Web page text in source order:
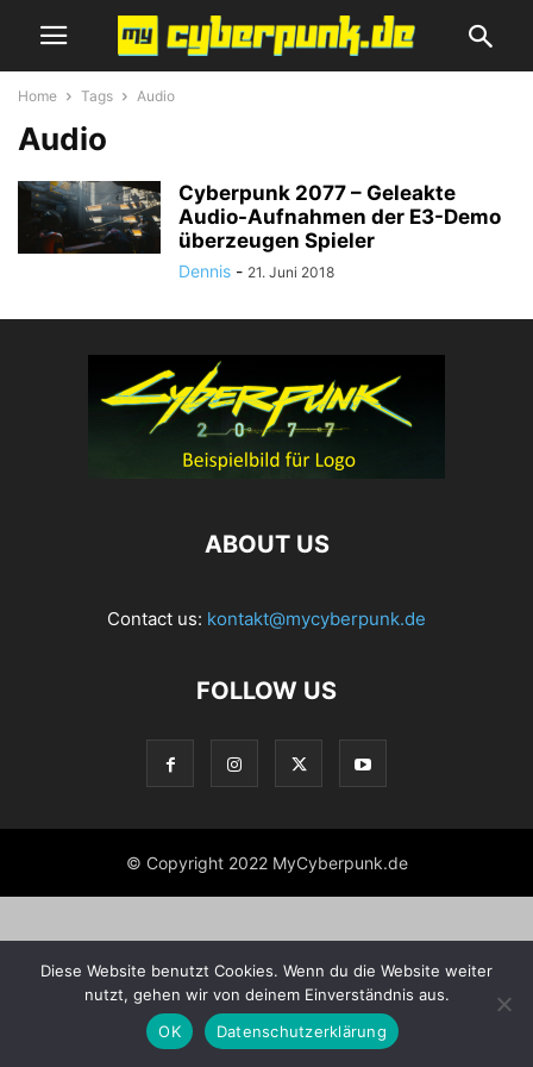
Home Tags Audio
Audio
Cyberpunk 2077 – Geleakte
Audio-Aufnahmen der E3-Demo
überzeugen Spieler
Dennis - 21. Juni 2018
ABOUT US
Contact us: kontakt@mycyberpunk.de
FOLLOW US
© Copyright 2022 MyCyberpunk.de
Diese Website benutzt Cookies. Wenn du die Website weiter
nutzt, gehen wir von deinem Einverständnis aus.
OK
Datenschutzerklärung